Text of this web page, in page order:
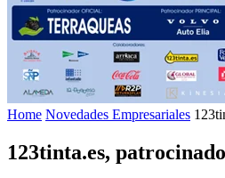
Home Novedades Empresariales
123tinta.es,